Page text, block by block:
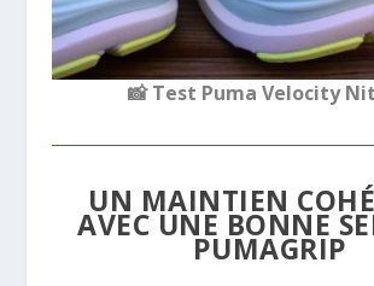
📸Test Puma Velocity
UN MAINTIEN
AVEC UNE BONNE
PUMAGRIP